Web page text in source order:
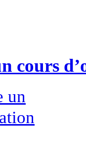
cours